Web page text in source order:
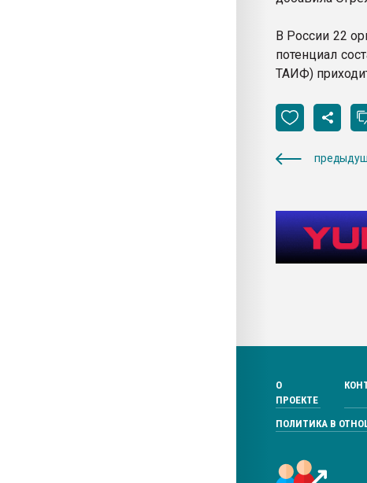
В России 22
потенциал
ТАИФ)
О
ПРОЕКТЕ
ПОЛИТИКА В